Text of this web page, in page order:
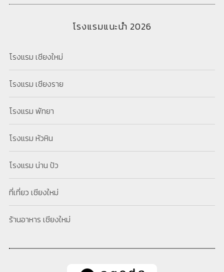
โรงแรมแนะนำ 2026
โรงแรม เชียงใหม่
โรงแรม เชียงราย
โรงแรม พัทยา
โรงแรม หัวหิน
โรงแรม น่าน ปัว
ที่เที่ยว เชียงใหม่
ร้านอาหาร เชียงใหม่